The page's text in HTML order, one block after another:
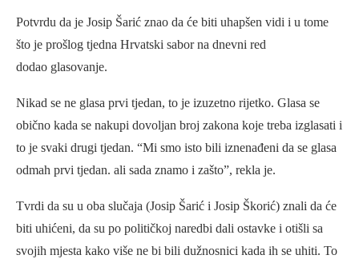
Potvrdu da je Josip Šarić znao da će biti uhapšen vidi i u tome
što je prošlog tjedna Hrvatski sabor na dnevni red
dodao glasovanje.
Nikad se ne glasa prvi tjedan, to je izuzetno rijetko. Glasa se
obično kada se nakupi dovoljan broj zakona koje treba izglasati i
to je svaki drugi tjedan. “Mi smo isto bili iznenađeni da se glasa
odmah prvi tjedan. ali sada znamo i zašto”, rekla je.
Tvrdi da su u oba slučaja (Josip Šarić i Josip Škorić) znali da će
biti uhićeni, da su po političkoj naredbi dali ostavke i otišli sa
svojih mjesta kako više ne bi bili dužnosnici kada ih se uhiti. To